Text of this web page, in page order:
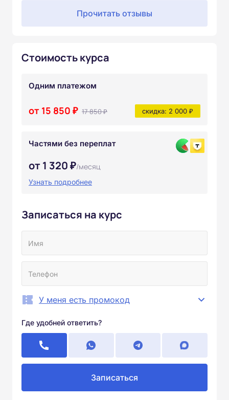
Прочитать отзывы
Стоимость курса
Одним платежом
от 15 850 ₽ 17 850 ₽ скидка: 2 000 ₽
Частями без переплат
от 1 320 ₽/месяц
Узнать подробнее
Записаться на курс
У меня есть промокод
Где удобней ответить?
Записаться